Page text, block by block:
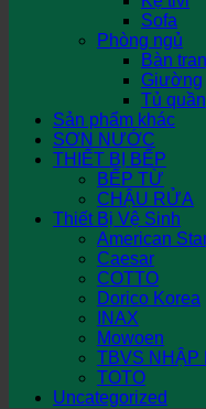
Sofa
Phòng ngủ
Bàn
Giường
Tủ
Sản phẩm khác
SƠN NƯỚC
THIẾT BỊ BẾP
BẾP TỪ
CHẬU RỬA
Thiết Bị Vệ Sinh
American
Caesar
COTTO
Dorico Korea
INAX
Mowoen
TBVS NHẬP
TOTO
Uncategorized